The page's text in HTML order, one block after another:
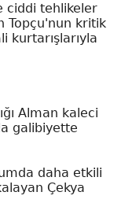
ciddi tehlikeler
Topçu'nun kritik
kurtarışlarıyla
Alman kaleci
galibiyette
daha etkili
Çekya